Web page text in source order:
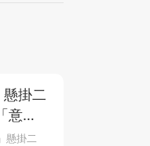
懸掛二
意義
懸掛二